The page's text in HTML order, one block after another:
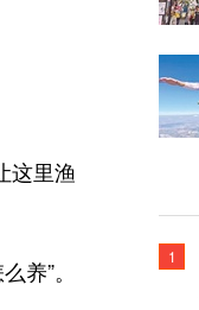
这里渔
养”。
1